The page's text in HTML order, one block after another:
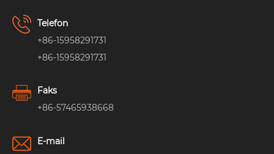
Telefon
+86-15958291731
+86-15958291731
Faks
+86-57465938668
E-mail